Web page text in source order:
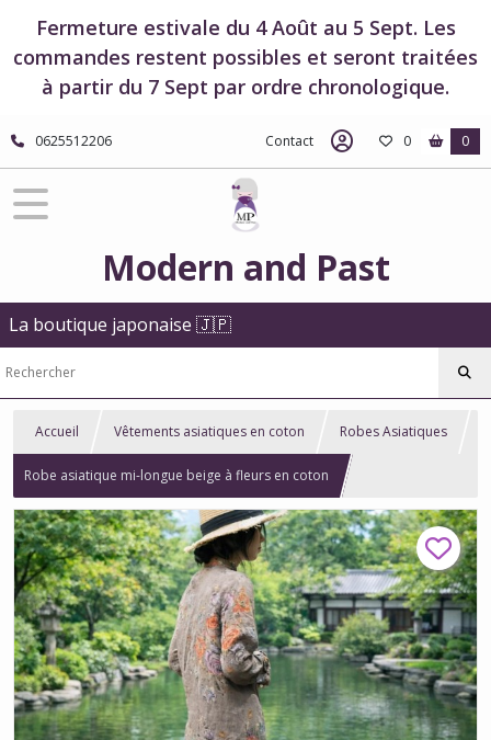
Fermeture estivale du 4 Août au 5 Sept. Les
commandes restent possibles et seront traitées
à partir du 7 Sept par ordre chronologique.
0625512206 Contact 0 0
Modern and Past
La boutique japonaise 🇯🇵
Accueil Vêtements asiatiques en coton Robes Asiatiques
Robe asiatique mi-longue beige à fleurs en coton